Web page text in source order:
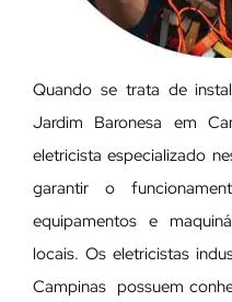
Quando se trata de
Jardim Baronesa em
eletricista especializado
garantir o
equipamentos e
locais. Os eletricistas
Campinas possuem